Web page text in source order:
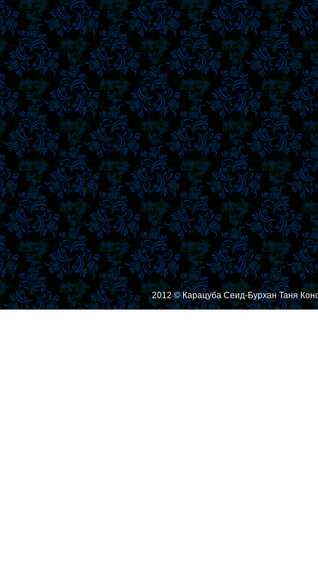
2012 © Карацуба Сеид-Бурхан Таня